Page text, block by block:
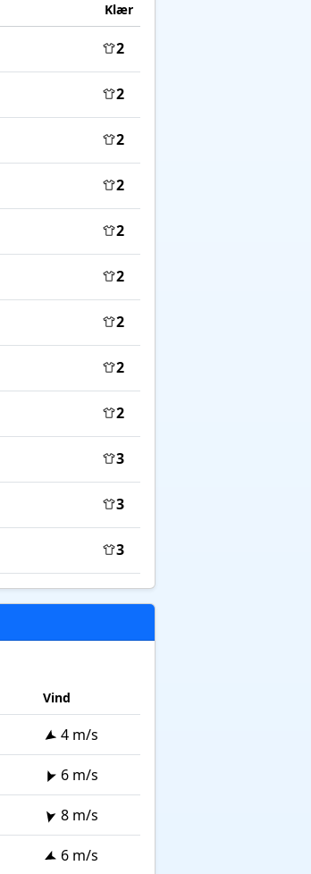
Klær
2
2
2
2
2
2
2
2
2
3
3
3
Vind
4 m/s
6 m/s
8 m/s
6 m/s